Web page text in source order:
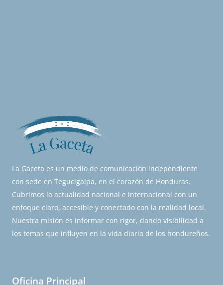
La Gaceta es un medio de comunicación independiente
con sede en Tegucigalpa, en el corazón de Honduras.
Cubrimos la actualidad nacional e internacional con un
enfoque claro, accesible y conectado con la realidad local.
Nuestra misión es informar con rigor, dando visibilidad a
los temas que influyen en la vida diaria de los hondureños.
Oficina Principal